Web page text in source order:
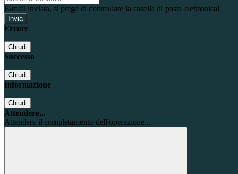
E-mail inviata, si prega di controllare la casella di posta elettronica!
Errore
Chiudi
Successo
Chiudi
Informazione
Chiudi
Attendere...
Attendere il completamento dell'operazione...